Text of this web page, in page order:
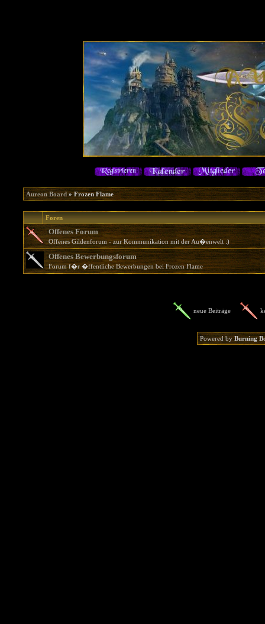
Aureon Board» Frozen Flame
Foren
Offenes Forum
Offenes Gildenforum - zur Kommunikation mit der Au�enwelt :)
Offenes Bewerbungsforum
Forum f�r �ffentliche Bewerbungen bei Frozen Flame
neue Beiträge
Powered byBurning